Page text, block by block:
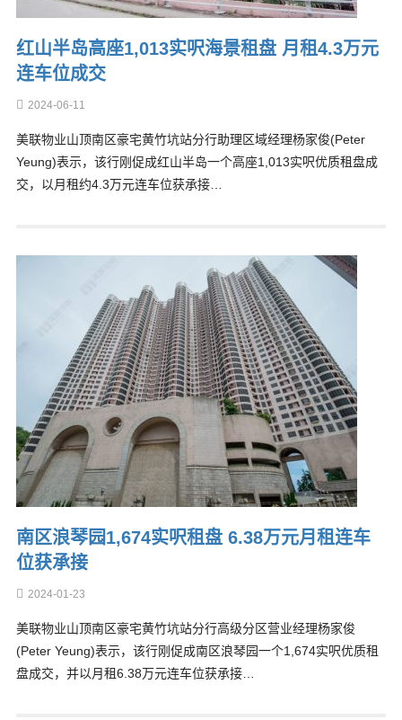
红山半岛高座1,013实呎海景租盘 月租4.3万元
连车位成交
2024-06-11
美联物业山顶南区豪宅黄竹坑站分行助理区域经理杨家俊(Peter
Yeung)表示，该行刚促成红山半岛一个高座1,013实呎优质租盘成
交，以月租约4.3万元连车位获承接…
南区浪琴园1,674实呎租盘 6.38万元月租连车
位获承接
2024-01-23
美联物业山顶南区豪宅黄竹坑站分行高级分区营业经理杨家俊
(Peter Yeung)表示，该行刚促成南区浪琴园一个1,674实呎优质租
盘成交，并以月租6.38万元连车位获承接…